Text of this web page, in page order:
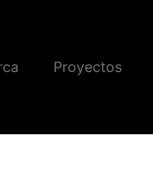
Proyectos